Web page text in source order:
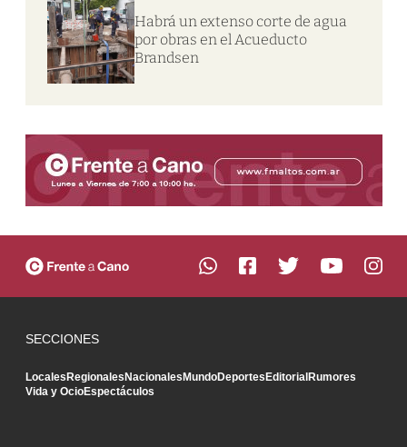
Habrá un extenso corte de agua
por obras en el Acueducto
Brandsen
SECCIONES
LocalesRegionalesNacionalesMundoDeportesEditorialRumores
Vida y OcioEspectáculos